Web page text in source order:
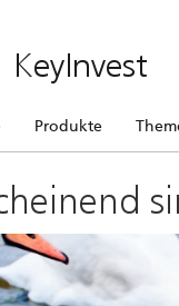
KeyInvest
Produkte